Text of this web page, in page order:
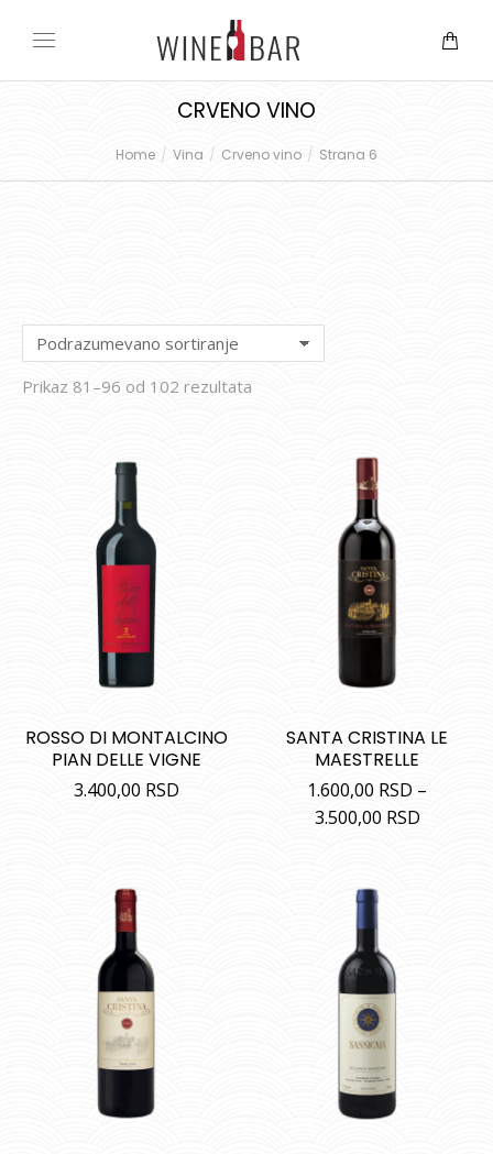
CRVENO VINO
You are here:Home Vina Crveno vino Strana 6
Prikaz 81–96 od 102 rezultata
ROSSO DI MONTALCINO
PIAN DELLE VIGNE
3.400,00 RSD
SANTA CRISTINA LE
MAESTRELLE
1.600,00 RSD –
3.500,00 RSD